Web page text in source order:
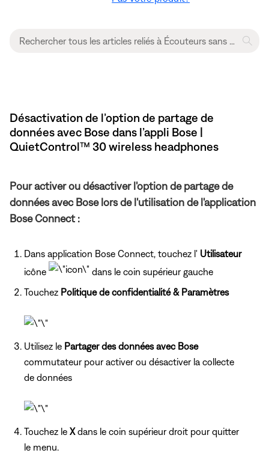
Désactivation de l’option de partage de
données avec Bose dans l’appli Bose |
QuietControl™ 30 wireless headphones
Pour activer ou désactiver l'option de partage de
données avec Bose lors de l'utilisation de l'application
Bose Connect :
Dans application Bose Connect, touchez l' Utilisateur
icône
dans le coin supérieur gauche
Touchez Politique de confidentialité & Paramètres
Utilisez le Partager des données avec Bose
commutateur pour activer ou désactiver la collecte
de données
Touchez le Xdans le coin supérieur droit pour quitter
le menu.